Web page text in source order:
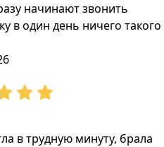
начинают звонить
в один день ничего такого
в трудную минуту, брала